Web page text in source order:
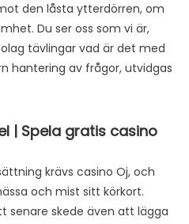
den låsta ytterdörren, om
Du ser oss som vi är,
tävlingar vad är det med
hantering av frågor, utvidgas
| Spela gratis casino
krävs casino Oj, och
och mist sitt körkort.
senare skede även att lägga